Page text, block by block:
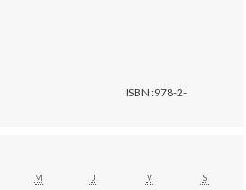
ISBN :978-2-
M J V S